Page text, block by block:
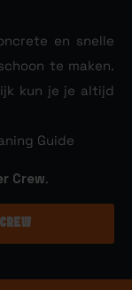
en snelle
te maken.
kun je je altijd
Guide
Crew.